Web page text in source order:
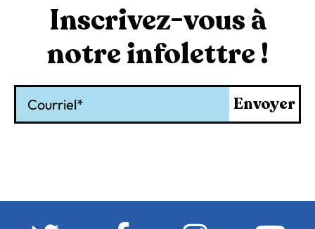
Inscrivez-vous à
notre infolettre !
Envoyer